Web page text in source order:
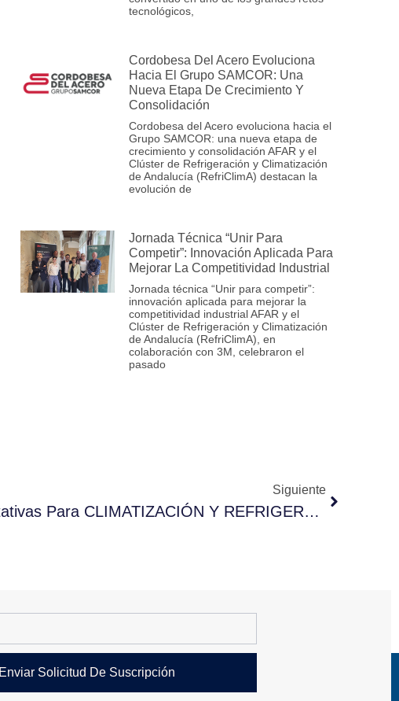
tecnológicos,
Cordobesa Del Acero Evoluciona
Hacia El Grupo SAMCOR: Una
Nueva Etapa De Crecimiento Y
Consolidación
Cordobesa del Acero evoluciona hacia el
Grupo SAMCOR: una nueva etapa de
crecimiento y consolidación AFAR y el
Clúster de Refrigeración y Climatización
de Andalucía (RefriClimA) destacan la
evolución de
Jornada Técnica “Unir Para
Competir”: Innovación Aplicada Para
Mejorar La Competitividad Industrial
Jornada técnica “Unir para competir”:
innovación aplicada para mejorar la
competitividad industrial AFAR y el
Clúster de Refrigeración y Climatización
de Andalucía (RefriClimA), en
colaboración con 3M, celebraron el
pasado
Siguiente
Excelentes Expectativas Para CLIMATIZACIÓN Y REFRIGERACIÓN – C&R – 2017
Enviar Solicitud De Suscripción